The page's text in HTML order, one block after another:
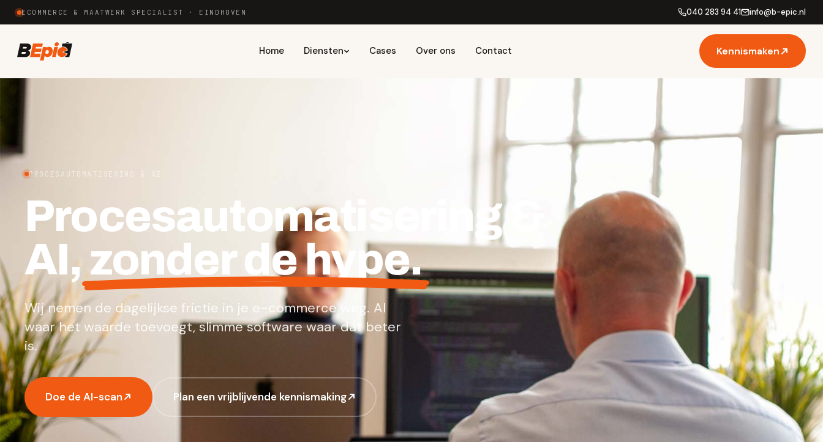
ECOMMERCE & MAATWERK SPECIALIST · EINDHOVEN 040 283 94 41 info@b-epic.nl
Home Diensten Cases Over ons Contact Kennismaken
PROCESAUTOMATISERING & AI
Procesautomatisering &
AI, zonder de hype.
Wij nemen de dagelijkse frictie in je e-commerce weg. AI
waar het waarde toevoegt, slimme software waar dat beter
is.
Doe de AI-scan Plan een vrijblijvende kennismaking